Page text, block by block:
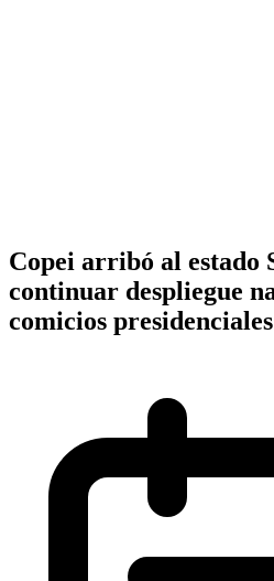
Copei arribó al estado
continuar despliegue
comicios presidenciales